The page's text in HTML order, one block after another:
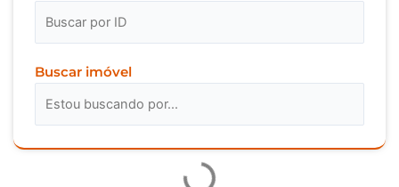
Buscar imóvel